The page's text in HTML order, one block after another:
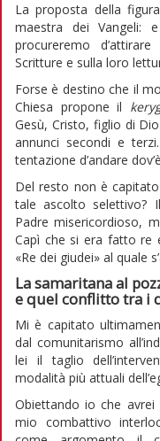
La proposta della
maestra dei Vangeli:
procureremo
Scritture e sulla loro
Forse è destino che il
Chiesa propone il
Gesù, Cristo, figlio di
annunci secondi e
tentazione d’andare
Del resto non è
tale ascolto selettivo?
Padre misericordioso,
Capì che si era fatto re
«Re dei giudei» al quale
La samaritana al
e quel conflitto tra i
Mi è capitato
dal comunitarismo
lei il taglio
modalità più attuali
Obiettando io che
mio combattivo